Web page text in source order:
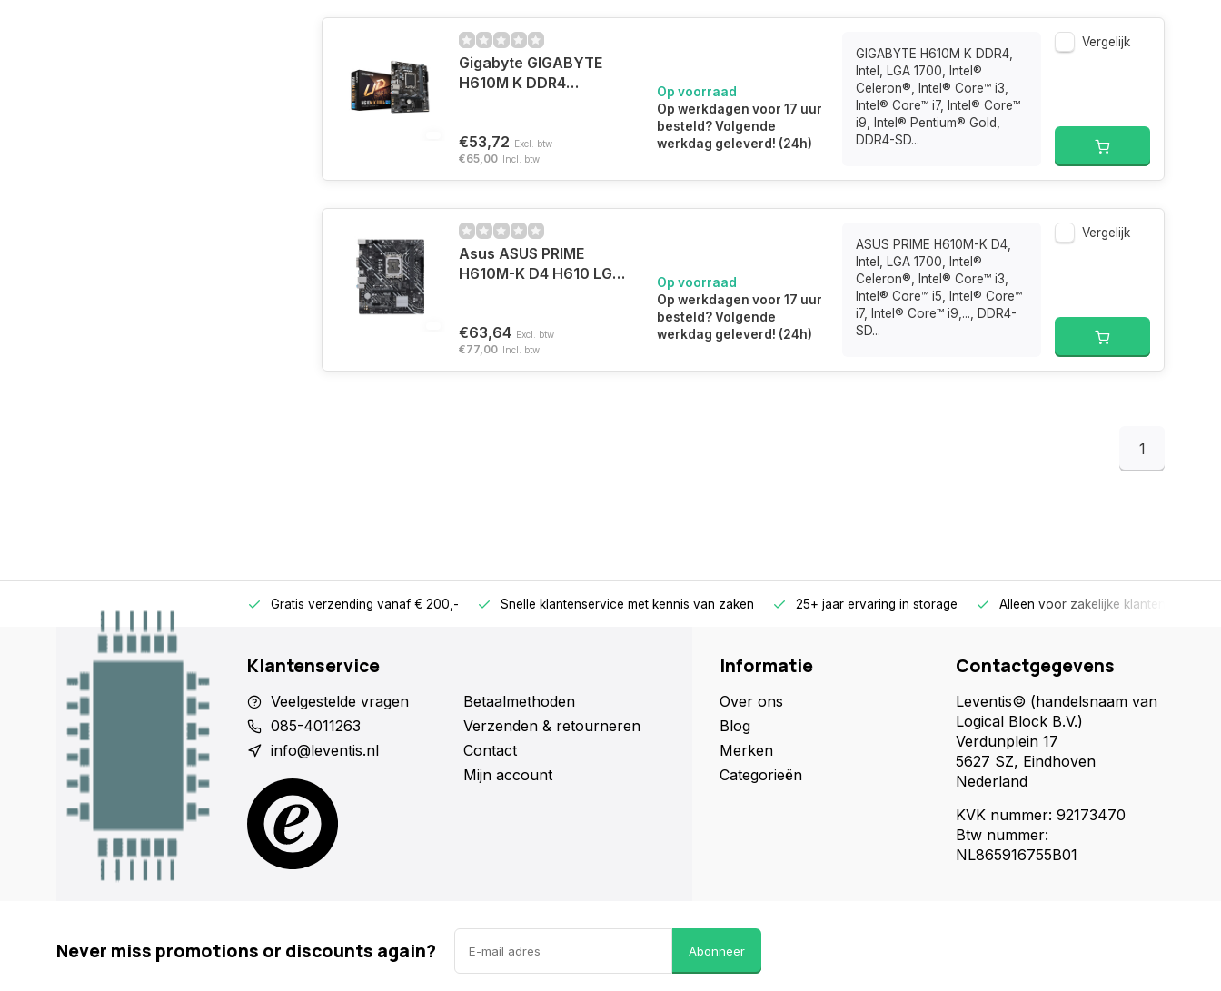
Gigabyte GIGABYTE
H610M K DDR4
micro ATX
€53,72 Excl. btw
€65,00 Incl. btw
Op voorraad
Op werkdagen voor 17 uur
besteld? Volgende
werkdag geleverd! (24h)
GIGABYTE H610M K DDR4,
Intel, LGA 1700, Intel®
Celeron®, Intel® Core™ i3,
Intel® Core™ i7, Intel® Core™
i9, Intel® Pentium® Gold,
DDR4-SD...
Vergelijk
Asus ASUS PRIME
H610M-K D4 H610 LGA
€63,64 Excl. btw
€77,00 Incl. btw
Op voorraad
Op werkdagen voor 17 uur
besteld? Volgende
werkdag geleverd! (24h)
ASUS PRIME H610M-K D4,
Intel, LGA 1700, Intel®
Celeron®, Intel® Core™ i3,
Intel® Core™ i5, Intel® Core™
i7, Intel® Core™ i9,..., DDR4-
SD...
Vergelijk
1
Gratis verzending vanaf € 200,- Snelle klantenservice met kennis van zaken 25+ jaar ervaring in storage Alleen voor zakelijke klanten
Klantenservice
Veelgestelde vragen
085-4011263
info@leventis.nl
Betaalmethoden
Verzenden & retourneren
Contact
Mijn account
Informatie
Over ons
Blog
Merken
Categorieën
Contactgegevens
Leventis© (handelsnaam van
Logical Block B.V.)
Verdunplein 17
5627 SZ, Eindhoven
Nederland
KVK nummer: 92173470
Btw nummer:
NL865916755B01
Never miss promotions or discounts again? Abonneer